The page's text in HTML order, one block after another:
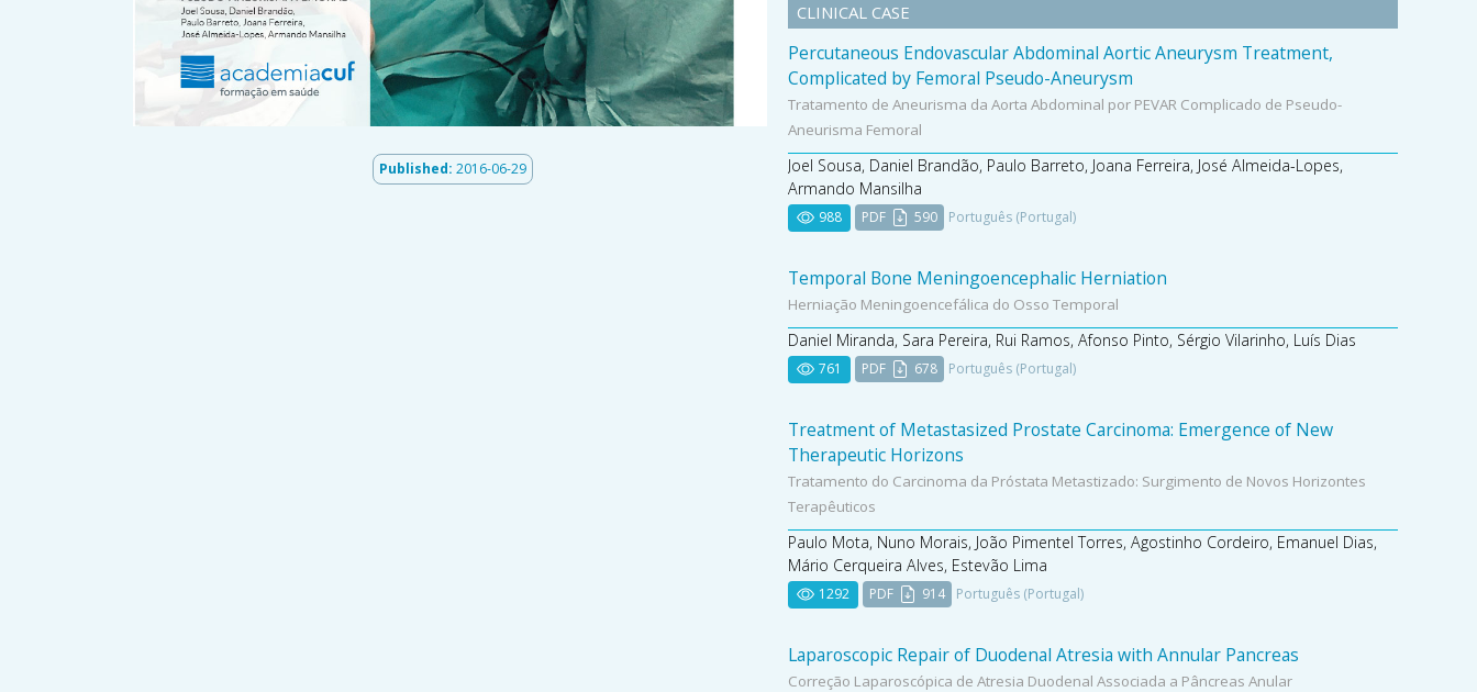
Published: 2016-06-29
CLINICAL CASE
Percutaneous Endovascular Abdominal Aortic Aneurysm Treatment,
Complicated by Femoral Pseudo-Aneurysm
Tratamento de Aneurisma da Aorta Abdominal por PEVAR Complicado de Pseudo-
Aneurisma Femoral
Joel Sousa, Daniel Brandão, Paulo Barreto, Joana Ferreira, José Almeida-Lopes,
Armando Mansilha
988 PDF 590 Português (Portugal)
Temporal Bone Meningoencephalic Herniation
Herniação Meningoencefálica do Osso Temporal
Daniel Miranda, Sara Pereira, Rui Ramos, Afonso Pinto, Sérgio Vilarinho, Luís Dias
761 PDF 678 Português (Portugal)
Treatment of Metastasized Prostate Carcinoma: Emergence of New
Therapeutic Horizons
Tratamento do Carcinoma da Próstata Metastizado: Surgimento de Novos Horizontes
Terapêuticos
Paulo Mota, Nuno Morais, João Pimentel Torres, Agostinho Cordeiro, Emanuel Dias,
Mário Cerqueira Alves, Estevão Lima
1292 PDF 914 Português (Portugal)
Laparoscopic Repair of Duodenal Atresia with Annular Pancreas
Correção Laparoscópica de Atresia Duodenal Associada a Pâncreas Anular